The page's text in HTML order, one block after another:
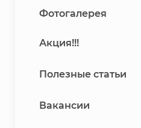
Фотогалерея
Акция!!!
Полезные статьи
Вакансии